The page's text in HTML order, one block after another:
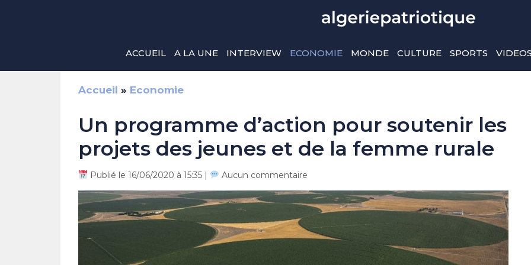
ACCUEIL A LA UNE INTERVIEW ECONOMIE MONDE CULTURE SPORTS
Accueil » Economie
Un programme d’action pour soutenir les
projets des jeunes et de la femme rurale
Publié le 16/06/2020 à 15:35 | Aucun commentaire